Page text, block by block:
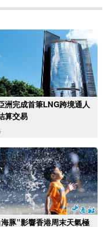
洲完成首筆LNG跨境通人
算交易
豚”影響香港周末天氣極